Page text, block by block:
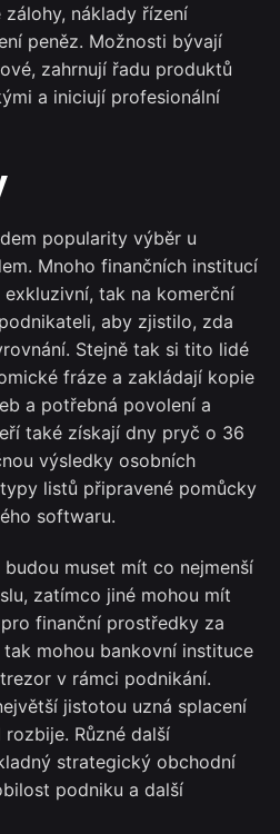
náklady řízení
peněz. Možnosti bývají
zahrnují řadu produktů
a iniciují profesionální
popularity výběr u
Mnoho finančních institucí
tak na komerční
aby zjistilo, zda
Stejně tak si tito lidé
fráze a zakládají kopie
a potřebná povolení a
také získají dny pryč o 36
výsledky osobních
listů připravené pomůcky
softwaru.
muset mít co nejmenší
zatímco jiné mohou mít
finanční prostředky za
mohou bankovní instituce
v rámci podnikání.
jistotou uzná splacení
Různé další
strategický obchodní
podniku a další